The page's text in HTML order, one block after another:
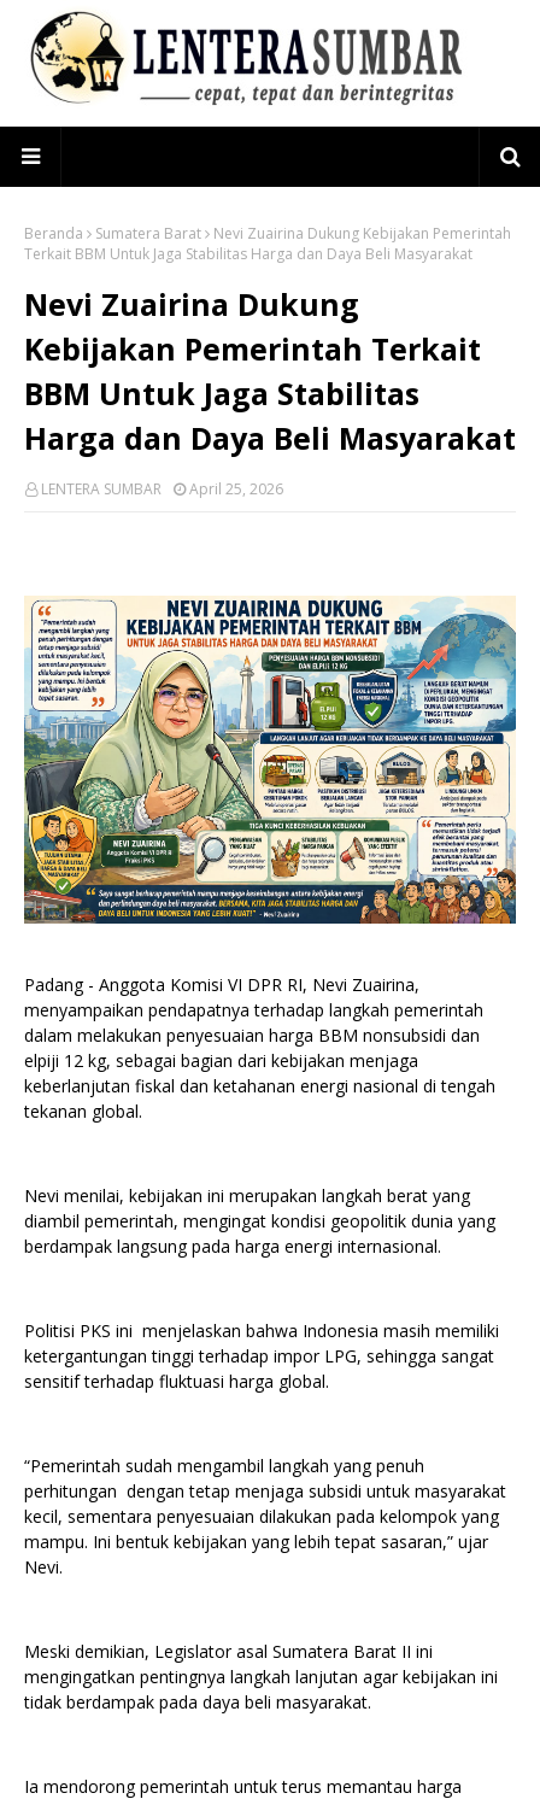
Beranda Sumatera Barat
Nevi Zuairina Dukung Kebijakan Pemerintah
Terkait BBM Untuk Jaga Stabilitas Harga dan Daya Beli Masyarakat
Nevi Zuairina Dukung
Kebijakan Pemerintah Terkait
BBM Untuk Jaga Stabilitas
Harga dan Daya Beli Masyarakat
LENTERA SUMBAR April 25, 2026
Padang - Anggota Komisi VI DPR RI, Nevi Zuairina,
menyampaikan pendapatnya terhadap langkah pemerintah
dalam melakukan penyesuaian harga BBM nonsubsidi dan
elpiji 12 kg, sebagai bagian dari kebijakan menjaga
keberlanjutan fiskal dan ketahanan energi nasional di tengah
tekanan global.
Nevi menilai, kebijakan ini merupakan langkah berat yang
diambil pemerintah, mengingat kondisi geopolitik dunia yang
berdampak langsung pada harga energi internasional.
Politisi PKS ini menjelaskan bahwa Indonesia masih memiliki
ketergantungan tinggi terhadap impor LPG, sehingga sangat
sensitif terhadap fluktuasi harga global.
“Pemerintah sudah mengambil langkah yang penuh
perhitungan dengan tetap menjaga subsidi untuk masyarakat
kecil, sementara penyesuaian dilakukan pada kelompok yang
mampu. Ini bentuk kebijakan yang lebih tepat sasaran,” ujar
Nevi.
Meski demikian, Legislator asal Sumatera Barat II ini
mengingatkan pentingnya langkah lanjutan agar kebijakan ini
tidak berdampak pada daya beli masyarakat.
Ia mendorong pemerintah untuk terus memantau harga